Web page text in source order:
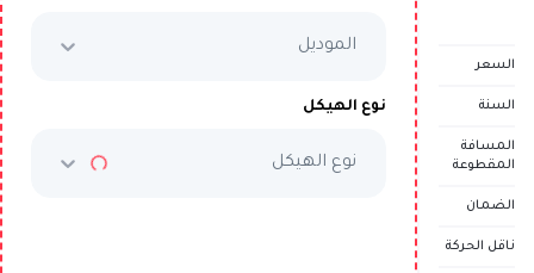
السعر
السنة
المسافة
المقطوعة
الضمان
ناقل الحركة
الموديل
نوع الهيكل
نوع الهيكل